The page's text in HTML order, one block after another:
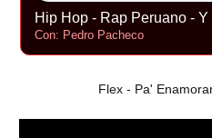
Hip Hop - Rap Peruano -
Con: Pedro Pacheco
Flex - Pa'